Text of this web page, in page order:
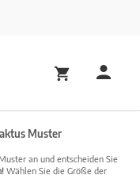
Muster
an und entscheiden Sie
Wählen Sie die Größe der